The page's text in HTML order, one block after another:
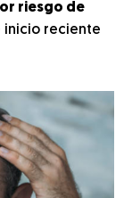
riesgo de
inicio reciente